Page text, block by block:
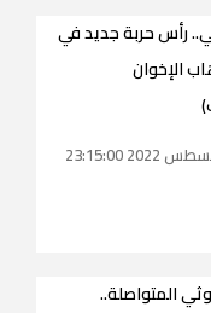
رأس حربة جديد في
الإخوان
المتواصلة..